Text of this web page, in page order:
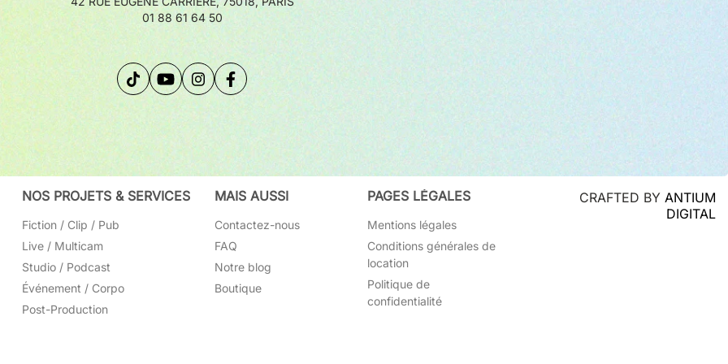
CODEC
via HDMI
60p
les caméras compatibles uniquement
60/100/120p
01 88 61 64 50
NOS PROJETS & SERVICES
Fiction / Clip / Pub
Live / Multicam
Studio / Podcast
Événement / Corpo
Post-Production
MAIS AUSSI
Contactez-nous
FAQ
Notre blog
Boutique
PAGES LÉGALES
Mentions légales
Conditions générales de
location
Politique de
confidentialité
CRAFTED BY ANTIUM
DIGITAL